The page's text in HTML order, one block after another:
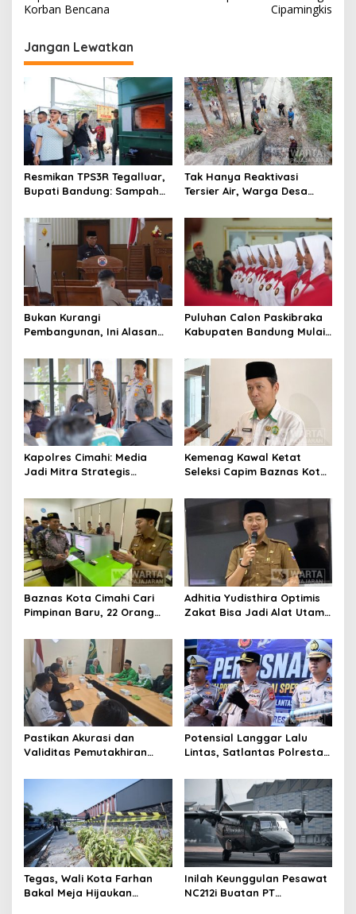
g
a
s
i
p
o
s
Korban Bencana
Cipamingkis
Jangan Lewatkan
Resmikan TPS3R Tegalluar,
Bupati Bandung: Sampah
Pemerintah
Tak Hanya Reaktivasi
Tersier Air, Warga Desa
Alternatif di Padalarang
Bukan Kurangi
Pembangunan, Ini Alasan
Pengurangan Belanja
Daerah
Puluhan Calon Paskibraka
Kabupaten Bandung Mulai
Kapolres Cimahi: Media
Jadi Mitra Strategis
Publik
Kemenag Kawal Ketat
Seleksi Capim Baznas Kota
Komisioner Baznas
Berintegritas
Baznas Kota Cimahi Cari
Pimpinan Baru, 22 Orang
Adhitia Yudisthira Optimis
Zakat Bisa Jadi Alat Utama
Kota Cimahi
Pastikan Akurasi dan
Validitas Pemutakhiran
Cimahi Lakukan
Potensial Langgar Lalu
Lintas, Satlantas Polresta
Motor Berknalpot Brong
Tegas, Wali Kota Farhan
Bakal Meja Hijaukan
Inilah Keunggulan Pesawat
NC212i Buatan PT